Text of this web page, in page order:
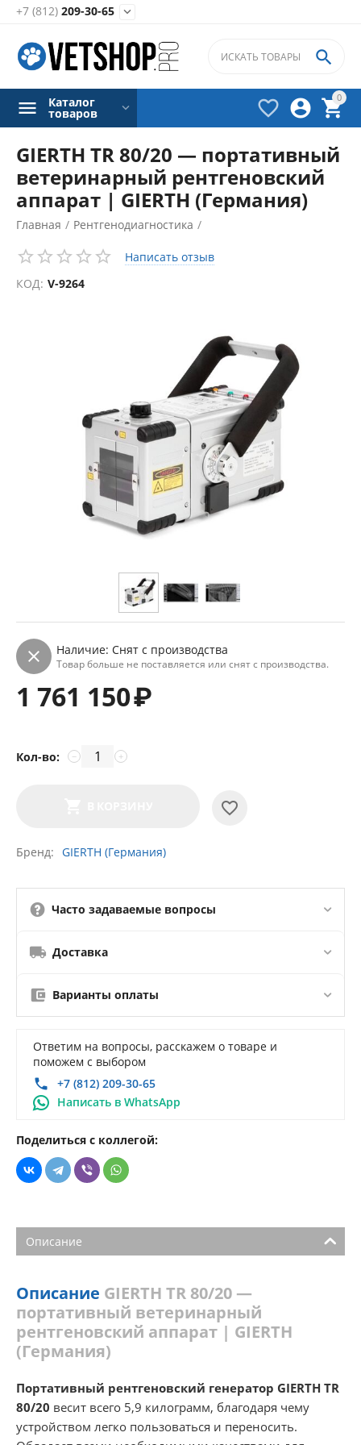
+7 (812) 209-30-65 
0




Каталог
товаров
GIERTH TR 80/20 — портативный
ветеринарный рентгеновский
аппарат | GIERTH (Германия)
Главная / Рентгенодиагностика /
Ветеринарные рентгены /
Портативные и переносные рентгены
Написать отзыв
КОД: V-9264
Наличие: Снят с производства
Товар больше не поставляется или снят с производства.
1 761 150₽
Кол-во: +
−
Бренд GIERTH (Германия)
Часто задаваемые вопросы
Доставка
Варианты оплаты
Ответим на вопросы, расскажем о товаре и
поможем с выбором
+7 (812) 209-30-65
Написать в WhatsApp
Поделиться с коллегой:
Описание
Описание GIERTH TR 80/20 —
портативный ветеринарный
рентгеновский аппарат | GIERTH
(Германия)
Портативный рентгеновский генератор GIERTH TR
80/20 весит всего 5,9 килограмм, благодаря чему
устройством легко пользоваться и переносить.